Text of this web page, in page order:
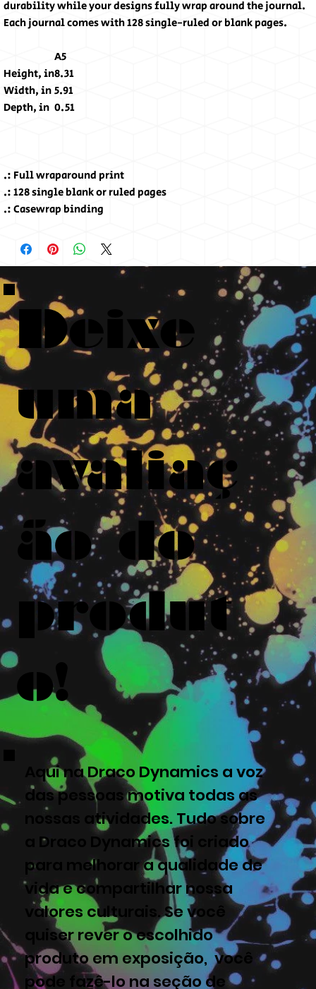
durability while your designs fully wrap around the journal.
Each journal comes with 128 single-ruled or blank pages.
A5
Height, in8.31
Width, in5.91
Depth, in 0.51
.: Full wraparound print
.: 128 single blank or ruled pages
.: Casewrap binding
Deixe
uma
avaliaç
ão do
produt
o!
Aqui na Draco Dynamics a voz
das pessoas motiva todas as
nossas atividades. Tudo sobre
a Draco Dynamics foi criado
para melhorar a qualidade de
vida e compartilhar nossa
valores culturais. Se você
quiser rever o escolhido
produto em exposição, você
pode fazê-lo na seção de